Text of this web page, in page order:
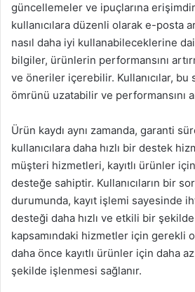
güncellemeler ve ipuçlarına
kullanıcılara düzenli olarak e-posta
nasıl daha iyi kullanabileceklerine
bilgiler, ürünlerin performansını
ve öneriler içerebilir. Kullanıcılar, bu
ömrünü uzatabilir ve performansını
Ürün kaydı aynı zamanda, garanti
kullanıcılara daha hızlı bir destek
müşteri hizmetleri, kayıtlı ürünler
desteğe sahiptir. Kullanıcıların bir
durumunda, kayıt işlemi sayesinde
desteği daha hızlı ve etkili bir
kapsamındaki hizmetler için gerekli
daha önce kayıtlı ürünler için daha az
şekilde işlenmesi sağlanır.